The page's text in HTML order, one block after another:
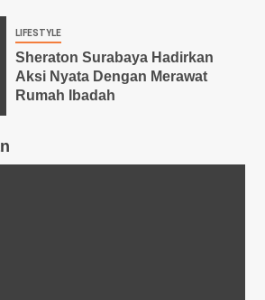
LIFESTYLE
Sheraton Surabaya Hadirkan
Aksi Nyata Dengan Merawat
Rumah Ibadah